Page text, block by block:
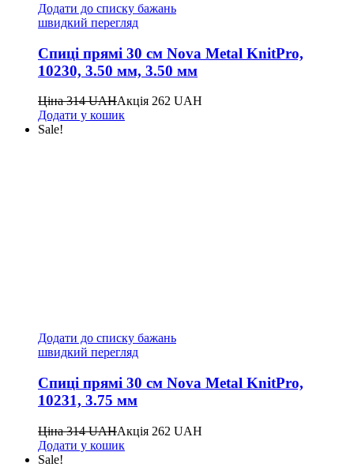
Додати до списку бажань
швидкий перегляд
Спиці прямі 30 см Nova Metal KnitPro,
10230, 3.50 мм, 3.50 мм
Ціна314UAHАкція 262 UAH
Додати у кошик
Sale!
Додати до списку бажань
швидкий перегляд
Спиці прямі 30 см Nova Metal KnitPro,
10231, 3.75 мм
Ціна314UAHАкція 262 UAH
Додати у кошик
Sale!